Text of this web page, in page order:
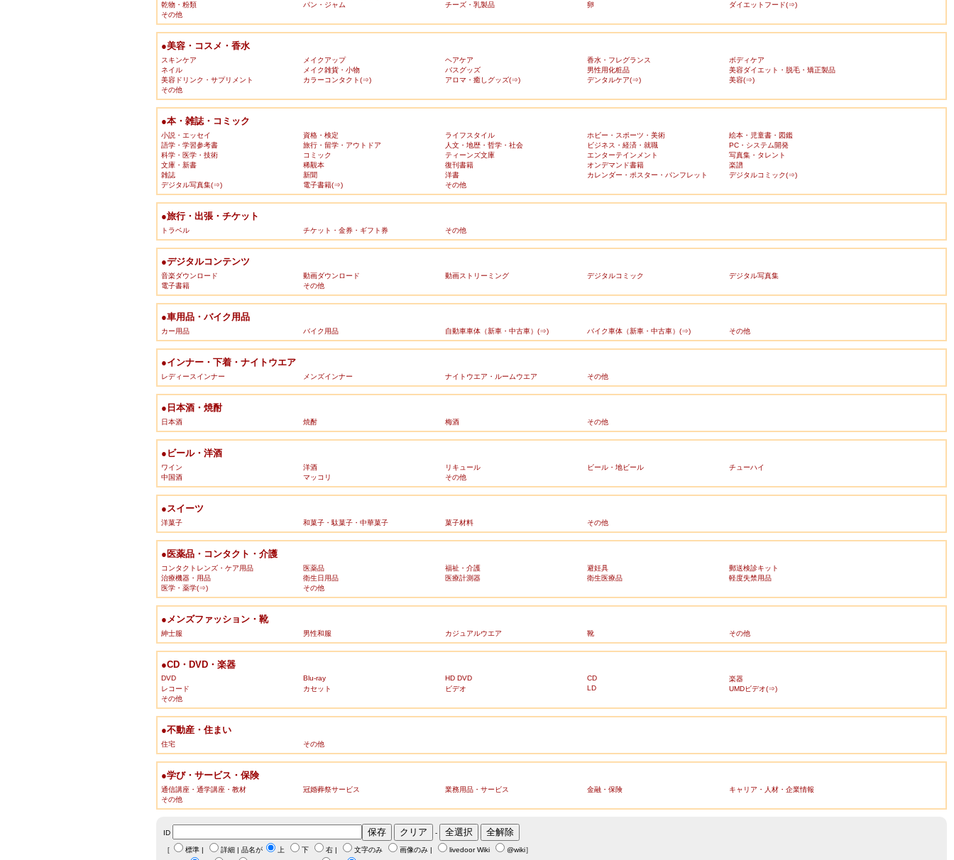
乾物・粉類
パン・ジャム チーズ・乳製品 卵
ダイエットフード(⇒)
その他
●美容・コスメ・香水
スキンケア メイクアップ ヘアケア 香水・フレグランス
ボディケア
ネイル
メイク雑貨・小物 バスグッズ 男性用化粧品
美容ダイエット・脱毛・矯正製品
美容ドリンク・サプリメント
カラーコンタクト(⇒) アロマ・癒しグッズ(⇒) デンタルケア(⇒)
美容(⇒)
その他
●本・雑誌・コミック
小説・エッセイ 資格・検定 ライフスタイル ホビー・スポーツ・美術
絵本・児童書・図鑑
語学・学習参考書
旅行・留学・アウトドア 人文・地歴・哲学・社会 ビジネス・経済・就職
PC・システム開発
科学・医学・技術
コミック ティーンズ文庫 エンターテインメント
写真集・タレント
文庫・新書
稀覯本 復刊書籍 オンデマンド書籍
楽譜
雑誌
新聞 洋書 カレンダー・ポスター・パンフレット
デジタルコミック(⇒)
デジタル写真集(⇒)
電子書籍(⇒) その他
●旅行・出張・チケット
トラベル チケット・金券・ギフト券 その他
●デジタルコンテンツ
音楽ダウンロード 動画ダウンロード 動画ストリーミング デジタルコミック
デジタル写真集
電子書籍
その他
●車用品・バイク用品
カー用品 バイク用品 自動車車体（新車・中古車）(⇒) バイク車体（新車・中古車）(⇒) その他
●インナー・下着・ナイトウエア
レディースインナー メンズインナー ナイトウエア・ルームウエア その他
●日本酒・焼酎
日本酒 焼酎 梅酒 その他
●ビール・洋酒
ワイン 洋酒 リキュール ビール・地ビール
チューハイ
中国酒
マッコリ その他
●スイーツ
洋菓子 和菓子・駄菓子・中華菓子 菓子材料 その他
●医薬品・コンタクト・介護
コンタクトレンズ・ケア用品 医薬品 福祉・介護 避妊具
郵送検診キット
治療機器・用品
衛生日用品 医療計測器 衛生医療品
軽度失禁用品
医学・薬学(⇒)
その他
●メンズファッション・靴
紳士服 男性和服 カジュアルウエア 靴 その他
●CD・DVD・楽器
DVD Blu-ray HD DVD CD
楽器
レコード
カセット ビデオ LD
UMDビデオ(⇒)
その他
●不動産・住まい
住宅 その他
●学び・サービス・保険
通信講座・通学講座・教材 冠婚葬祭サービス 業務用品・サービス 金融・保険
キャリア・人材・企業情報
その他
ID -
［ 標準 | 詳細 | 品名が 上 下 右 | 文字のみ 画像のみ | livedoor Wiki @wiki］